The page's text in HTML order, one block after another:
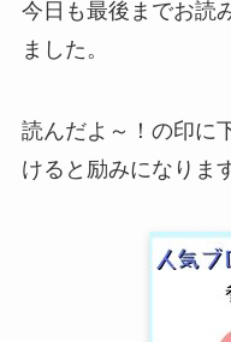
今日も最後までお読
ました。
読んだよ～！の印に
けると励みになりま